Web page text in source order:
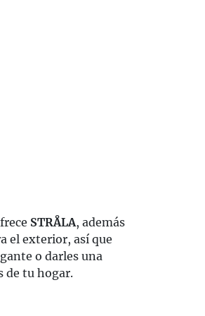
STRÅLA, además
el exterior, así que
o darles una
de tu hogar.